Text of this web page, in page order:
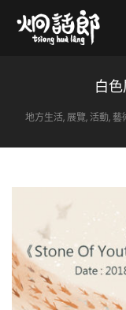
白
地方生活, 展覽,活動, 藝